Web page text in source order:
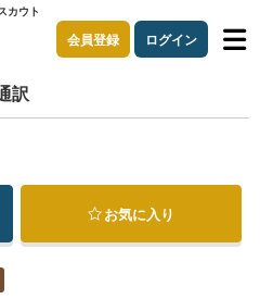
カウト
会員登録 ログイン
訳
お気に入り